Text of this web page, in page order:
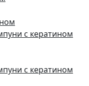
с кератином
с кератином